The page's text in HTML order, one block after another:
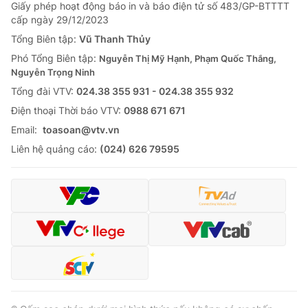
Sản phẩm
Thị trường
Tư vấn
Lịch phát sóng
Chuyên mục khác
Emagazine Podcast
Photo Infographic
Shorts video
VTV Money VTV Thể thao
VTV Sức khoẻ
Giấy phép hoạt động báo in và báo điện tử số 483/GP-BTTTT
cấp ngày 29/12/2023
Tổng Biên tập: Vũ Thanh Thủy
Phó Tổng Biên tập: Nguyễn Thị Mỹ Hạnh, Phạm Quốc Thắng,
Nguyễn Trọng Ninh
Tổng đài VTV: 024.38 355 931 - 024.38 355 932
Ðiện thoại Thời báo VTV: 0988 671 671
Email: toasoan@vtv.vn
Liên hệ quảng cáo: (024) 626 79595